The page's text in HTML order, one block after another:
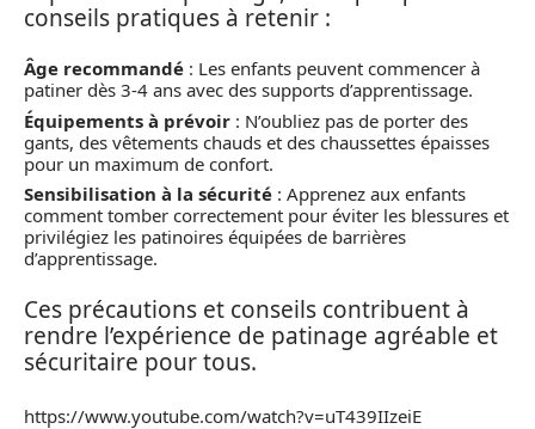
conseils pratiques à retenir :
Âge recommandé : Les enfants peuvent commencer à
patiner dès 3-4 ans avec des supports d’apprentissage.
Équipements à prévoir : N’oubliez pas de porter des
gants, des vêtements chauds et des chaussettes épaisses
pour un maximum de confort.
Sensibilisation à la sécurité : Apprenez aux enfants
comment tomber correctement pour éviter les blessures et
privilégiez les patinoires équipées de barrières
d’apprentissage.
Ces précautions et conseils contribuent à
rendre l’expérience de patinage agréable et
sécuritaire pour tous.
https://www.youtube.com/watch?v=uT439IIzeiE